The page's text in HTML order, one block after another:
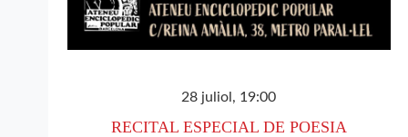
28 juliol, 19:00
RECITAL ESPECIAL DE POESIA